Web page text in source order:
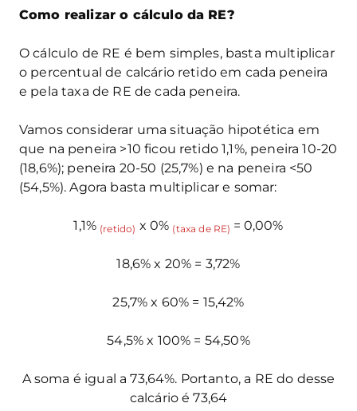
Como realizar o cálculo da RE?
O cálculo de RE é bem simples, basta multiplicar
o percentual de calcário retido em cada peneira
e pela taxa de RE de cada peneira.
Vamos considerar uma situação hipotética em
que na peneira >10 ficou retido 1,1%, peneira 10-20
(18,6%); peneira 20-50 (25,7%) e na peneira <50
(54,5%). Agora basta multiplicar e somar:
1,1% (retido) x 0% (taxa de RE) = 0,00%
18,6% x 20% = 3,72%
25,7% x 60% = 15,42%
54,5% x 100% = 54,50%
A soma é igual a 73,64%. Portanto, a RE do desse
calcário é 73,64